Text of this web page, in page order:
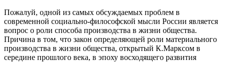
Пожалуй, одной из самых обсуждаемых проблем в
современной социально-философской мысли России является
вопрос о роли способа производства в жизни общества.
Причина в том, что закон определяющей роли материального
производства в жизни общества, открытый К.Марксом в
середине прошлого века, в эпоху восходящего развития